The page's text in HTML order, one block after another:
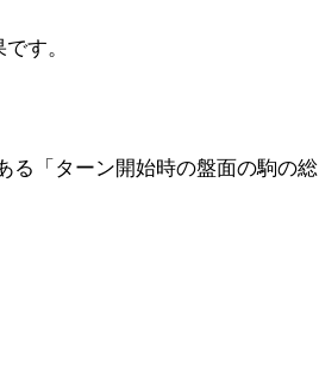
す。
る「ターン開始時の盤面の駒の総